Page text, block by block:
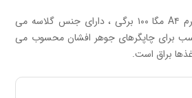
کاغذ فتوگلاسه براق ۲۰۰ گرم A۴ مگا ۱۰۰ برگی ، دارای جنس گلاسه می
برای چاپگرهای جوهر افشان محسوب می
براق است.